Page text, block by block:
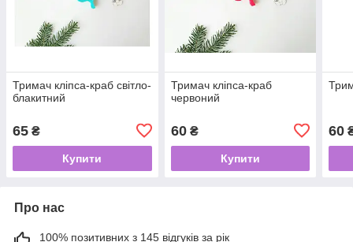
Тримач кліпса-краб світло-
блакитний
65 ₴
Купити
Тримач кліпса-краб
червоний
60₴
Купити
60
Про нас
100% позитивних з 145 відгуків за рік